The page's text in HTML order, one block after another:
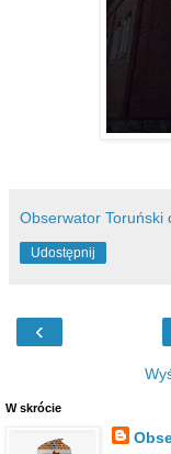
Obserwator Toruński
Udostępnij
‹
W skrócie